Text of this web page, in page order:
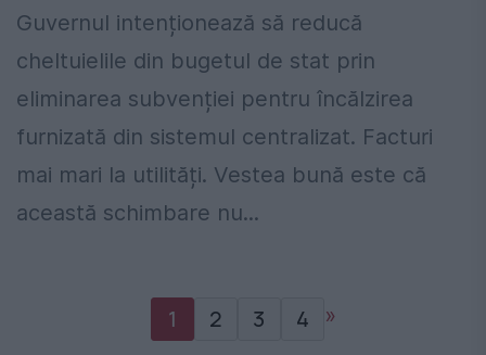
Guvernul intenționează să reducă
cheltuielile din bugetul de stat prin
eliminarea subvenției pentru încălzirea
furnizată din sistemul centralizat. Facturi
mai mari la utilități. Vestea bună este că
această schimbare nu...
1 2 3 4 »